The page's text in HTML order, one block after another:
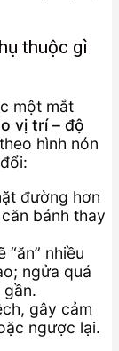
thuộc gì
một mắt
vị trí – độ
hình nón
đường hơn
bánh thay
“ăn” nhiều
ngửa quá
gây cảm
ngược lại.